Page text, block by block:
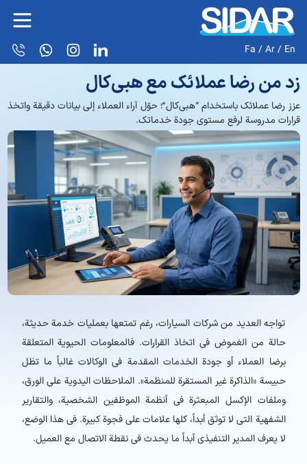
Fa /Ar/ En
زد من رضا عملائك مع هبي‌كال
عزز رضا عملائك باستخدام “هبي‌كال”؛ حوّل آراء العملاء إلى بيانات دقيقة واتخذ
قرارات مدروسة لرفع مستوى جودة خدماتك.
تواجه العديد من شركات السيارات، رغم تمتعها بعمليات خدمة حديثة،
حالة من الغموض في اتخاذ القرارات. فالمعلومات الحيوية المتعلقة
برضا العملاء أو جودة الخدمات المقدمة في الوكالات غالباً ما تظل
حبيسة «الذاكرة غير المستقرة للمنظمة». الملاحظات اليدوية على الورق،
وملفات الإكسل المبعثرة في أنظمة الموظفين الشخصية، والتقارير
الشفهية التي لا توثق أبداً، كلها علامات على فجوة كبيرة. في هذا الوضع،
لا يعرف المدير التنفيذي أبداً ما يحدث في نقطة الاتصال مع العميل.